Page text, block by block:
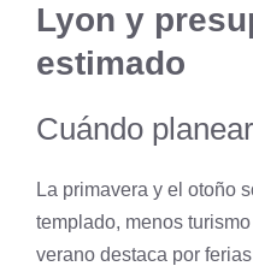
Lyon y
estimado
Cuándo
La primavera y el otoño
templado, menos
verano destaca por